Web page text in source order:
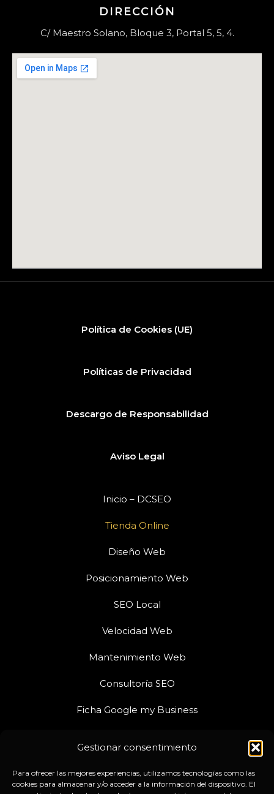
Gestionar consentimiento
Para ofrecer las mejores experiencias, utilizamos tecnologías como las
cookies para almacenar y/o acceder a la información del dispositivo. El
DIRECCIÓN
C/ Maestro Solano, Bloque 3, Portal 5, 5, 4.
Política de Cookies (UE)
Políticas de Privacidad
Descargo de Responsabilidad
Aviso Legal
Inicio – DCSEO
Tienda Online
Diseño Web
Posicionamiento Web
SEO Local
Velocidad Web
Mantenimiento Web
Consultoría SEO
Ficha Google my Business
Preguntas frecuentes